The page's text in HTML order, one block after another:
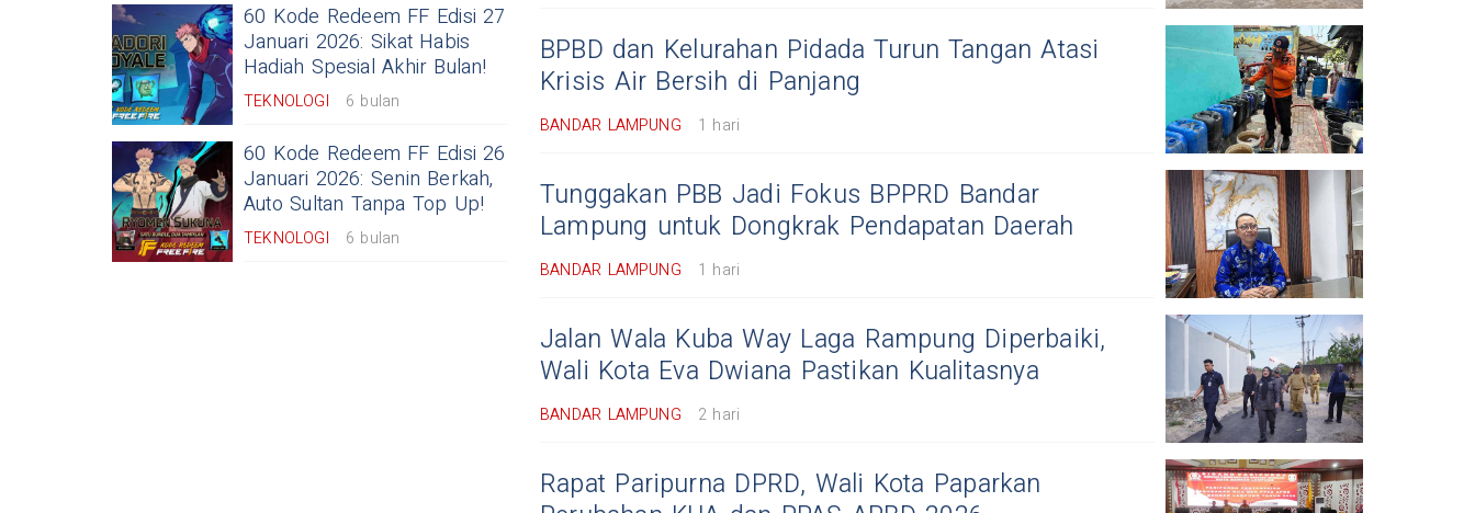
60 Kode Redeem FF Edisi 27
Januari 2026: Sikat Habis
Hadiah Spesial Akhir Bulan!
TEKNOLOGI 6 bulan
60 Kode Redeem FF Edisi 26
Januari 2026: Senin Berkah,
Auto Sultan Tanpa Top Up!
TEKNOLOGI 6 bulan
BPBD dan Kelurahan Pidada Turun Tangan Atasi
Krisis Air Bersih di Panjang
BANDAR LAMPUNG 1 hari
Tunggakan PBB Jadi Fokus BPPRD Bandar
Lampung untuk Dongkrak Pendapatan Daerah
BANDAR LAMPUNG 1 hari
Jalan Wala Kuba Way Laga Rampung Diperbaiki,
Wali Kota Eva Dwiana Pastikan Kualitasnya
BANDAR LAMPUNG 2 hari
Rapat Paripurna DPRD, Wali Kota Paparkan